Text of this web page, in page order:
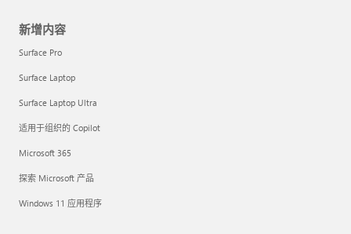
新增内容
Surface Pro
Surface Laptop
Surface Laptop Ultra
适用于组织的 Copilot
Microsoft 365
探索 Microsoft 产品
Windows 11 应用程序